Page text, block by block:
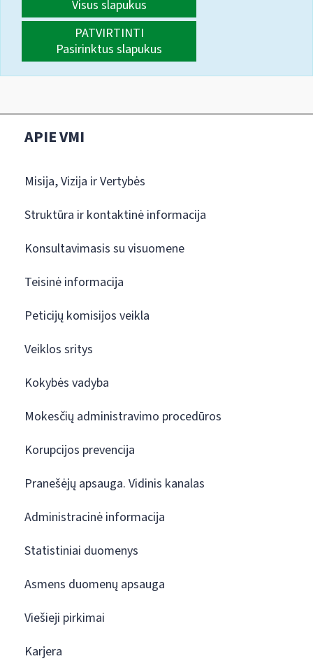
Visus slapukus
PATVIRTINTI
Pasirinktus slapukus
APIE VMI
Misija, Vizija ir Vertybės
Struktūra ir kontaktinė informacija
Konsultavimasis su visuomene
Teisinė informacija
Peticijų komisijos veikla
Veiklos sritys
Kokybės vadyba
Mokesčių administravimo procedūros
Korupcijos prevencija
Pranešėjų apsauga. Vidinis kanalas
Administracinė informacija
Statistiniai duomenys
Asmens duomenų apsauga
Viešieji pirkimai
Karjera